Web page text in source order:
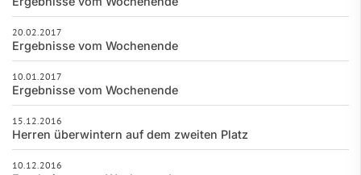
20.02.2017
Ergebnisse vom Wochenende
10.01.2017
Ergebnisse vom Wochenende
15.12.2016
Herren überwintern auf dem zweiten Platz
10.12.2016